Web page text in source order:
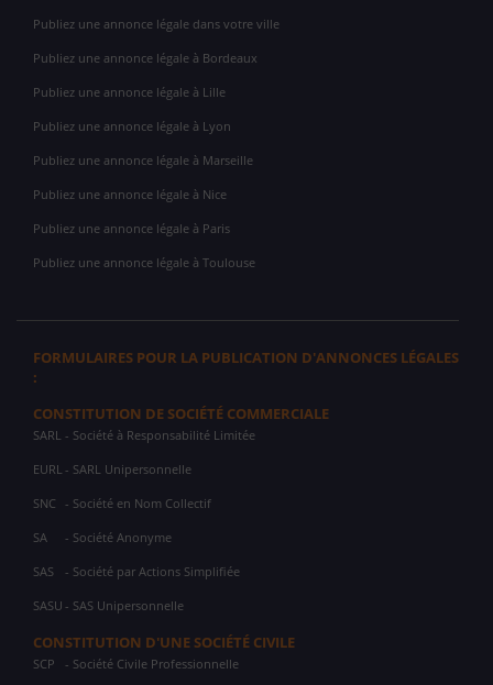
Publiez une annonce légale dans votre ville
Publiez une annonce légale à Bordeaux
Publiez une annonce légale à Lille
Publiez une annonce légale à Lyon
Publiez une annonce légale à Marseille
Publiez une annonce légale à Nice
Publiez une annonce légale à Paris
Publiez une annonce légale à Toulouse
FORMULAIRES POUR LA PUBLICATION D'ANNONCES LÉGALES
:
CONSTITUTION DE SOCIÉTÉ COMMERCIALE
SARL - Société à Responsabilité Limitée
EURL - SARL Unipersonnelle
SNC - Société en Nom Collectif
SA - Société Anonyme
SAS - Société par Actions Simplifiée
SASU - SAS Unipersonnelle
CONSTITUTION D'UNE SOCIÉTÉ CIVILE
SCP - Société Civile Professionnelle